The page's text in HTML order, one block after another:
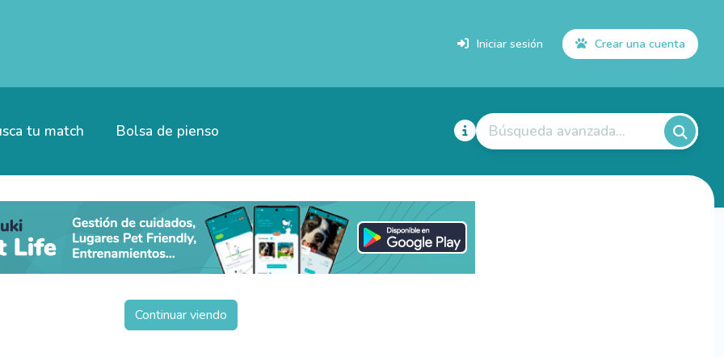
Iniciar sesión Crear una cuenta
tu match Bolsa de pienso Búsqueda avanzada...
Continuar viendo